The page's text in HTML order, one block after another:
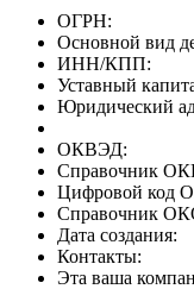
ОГРН:
Основной вид
ИНН/КПП:
Уставный
Юридический
ОКВЭД:
Справочник
Цифровой код
Справочник
Дата создания:
Контакты:
Эта ваша